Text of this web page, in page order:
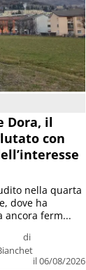
Dora, il
con
di
il 06/08/2026
nella quarta
dove ha
ancora ferm...